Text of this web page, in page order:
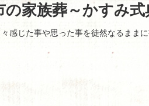
の家族葬～かすみ式
感じた事や思った事を徒然なるままに